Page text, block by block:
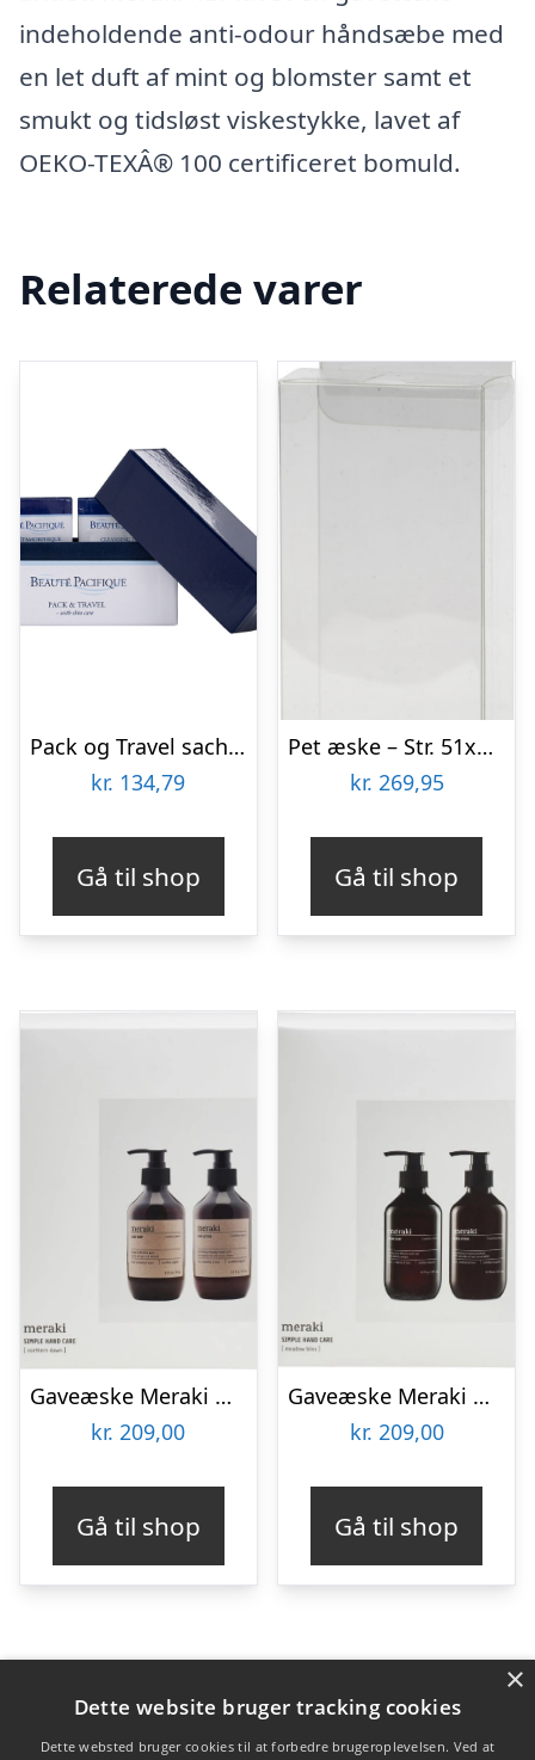
indeholdende anti-odour håndsæbe med
en let duft af mint og blomster samt et
smukt og tidsløst viskestykke, lavet af
OEKO-TEXÂ® 100 certificeret bomuld.
Relaterede varer
Pack og Travel sachetter Beauté Pacifique renseskum,øjencreme,dagcreme,body
kr. 134,79
Gå til shop
Pet æske – Str. 51x100x26 Mm – 100stk.
kr. 269,95
Gå til shop
Gaveæske Meraki Northern Dawn – Økologisk håndplejesæt med håndsæbe & lotion, hvid/sort
kr. 209,00
Gå til shop
Gaveæske Meraki Meadow Bliss – økologisk håndpleje-sæt med sæbe & lotion, hvid/sort/grå
kr. 209,00
Gå til shop
Varekategorier
Produkter
×
Dette website bruger tracking cookies
Dette websted bruger cookies til at forbedre brugeroplevelsen. Ved at